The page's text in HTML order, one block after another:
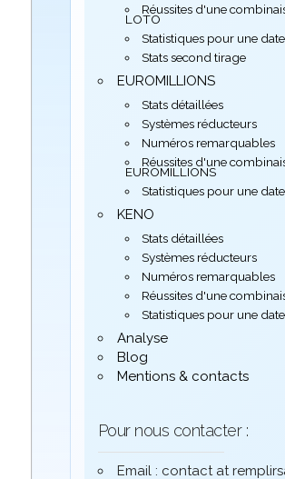
Réussites d'une
LOTO
Statistiques pour une
Stats second tirage
EUROMILLIONS
Stats détaillées
Systèmes réducteurs
Numéros remarquables
Réussites d'une
EUROMILLIONS
Statistiques pour une
KENO
Stats détaillées
Systèmes réducteurs
Numéros remarquables
Réussites d'une
Statistiques pour une
Analyse
Blog
Mentions & contacts
Pour nous contacter :
Email : contact at